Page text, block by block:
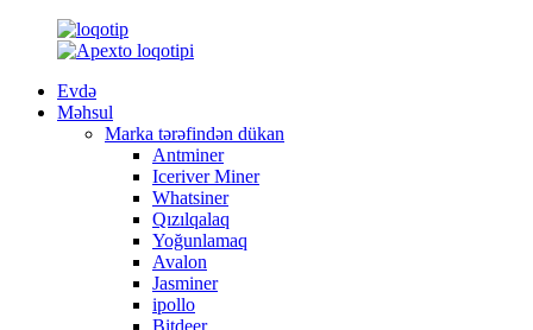
Evdə
Məhsul
Marka tərəfindən dükan
Antminer
Iceriver Miner
Whatsiner
Qızılqalaq
Yoğunlamaq
Avalon
Jasminer
ipollo
Bitdeer